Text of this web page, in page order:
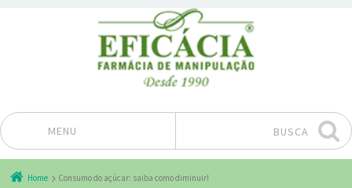
MENU
Pular para o conteúdo
BUSCA
Home Consumo do açúcar: saiba como diminuir!